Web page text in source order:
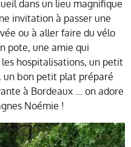
dans un lieu magnifique
invitation à passer une
ou à aller faire du vélo
pote, une amie qui
hospitalisations, un petit
un bon petit plat préparé
à Bordeaux ... on adore
Noémie !